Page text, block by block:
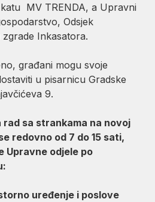
MV TRENDA, a Upravni
Odsjek
Inkasatora.
građani mogu svoje
u pisarnicu Gradske
9.
rad sa strankama na novoj
redovno od 7 do 15 sati,
Upravne odjele po
uređenje i poslove